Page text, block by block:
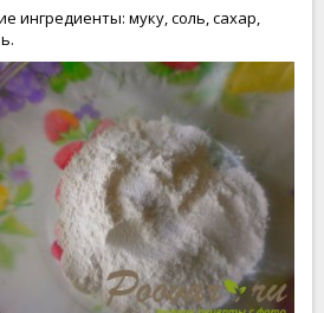
ингредиенты: муку, соль, сахар,